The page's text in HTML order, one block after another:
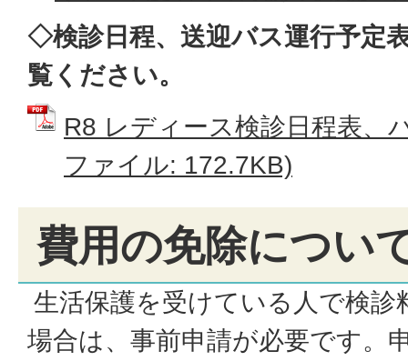
◇検診日程、送迎バス運行予定
覧ください。
R8 レディース検診日程表、
ファイル: 172.7KB)
費用の免除につい
生活保護を受けている人で検診
場合は、事前申請が必要です。